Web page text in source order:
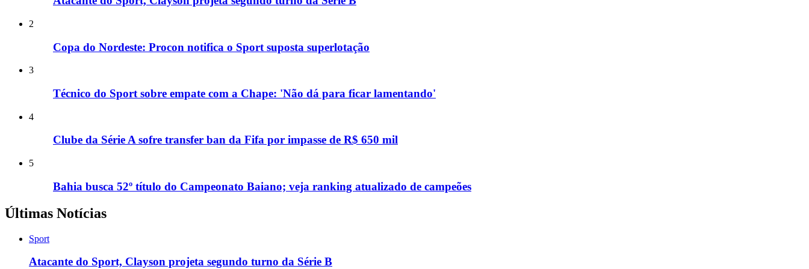
2
Copa do Nordeste: Procon notifica o Sport suposta superlotação
3
Técnico do Sport sobre empate com a Chape: 'Não dá para ficar lamentando'
4
Clube da Série A sofre transfer ban da Fifa por impasse de R$ 650 mil
5
Bahia busca 52º título do Campeonato Baiano; veja ranking atualizado de campeões
Últimas Notícias
Sport
Atacante do Sport, Clayson projeta segundo turno da Série B